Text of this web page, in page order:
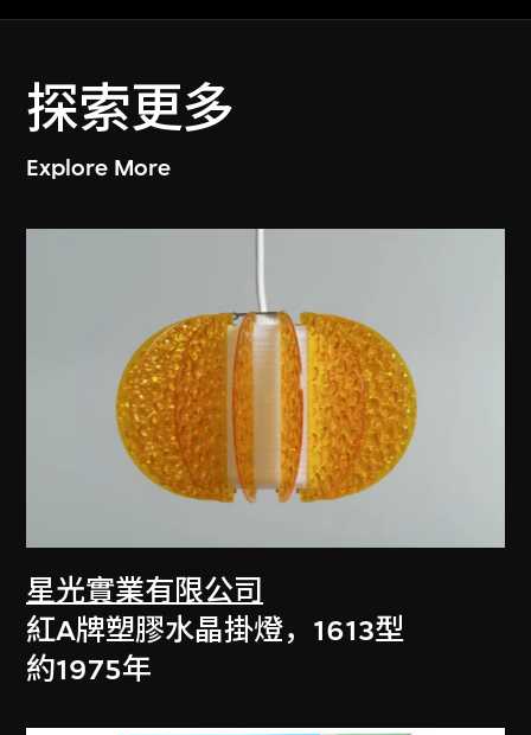
探索更多
Explore More
星光實業有限公司
紅A牌塑膠水晶掛燈，1613型
約1975年